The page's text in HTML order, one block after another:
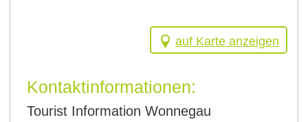
auf Karte anzeigen
Kontaktinformationen:
Tourist Information Wonnegau